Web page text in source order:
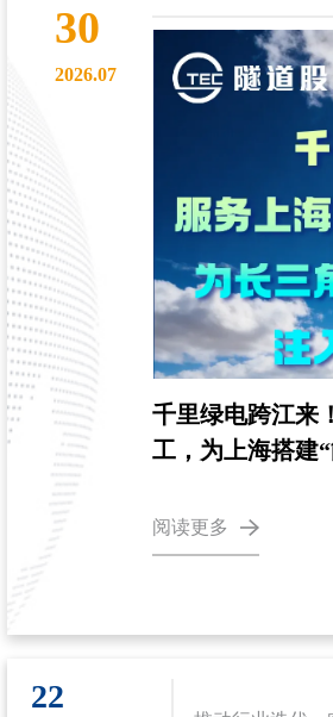
30
2026.07
千里绿电跨江来
工，为上海搭建
阅读更多
22